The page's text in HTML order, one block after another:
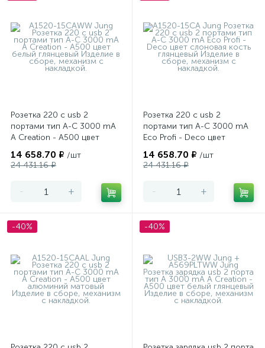
Розетка 220 с usb 2
портами тип А-С 3000 mA
A Creation - A500 цвет
14 658.70 ₽ /шт
24 431.16 ₽
- +
Розетка 220 с usb 2
портами тип А-С 3000 mA
Eco Profi - Deco цвет
14 658.70 ₽ /шт
24 431.16 ₽
- +
-40% -40%